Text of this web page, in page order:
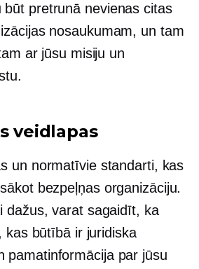
būt pretrunā nevienas citas
nosaukumam, un tam
ar jūsu misiju un
veidlapas
un normatīvie standarti, kas
bezpeļņas organizāciju.
dažus, varat sagaidīt, ka
kas būtībā ir juridiska
pamatinformācija par jūsu